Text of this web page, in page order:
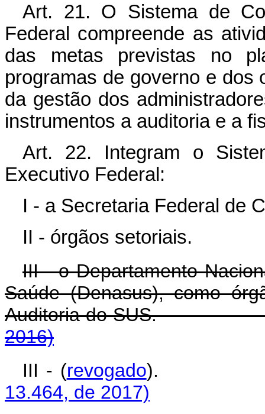
Art. 21. O Sistema de
Federal compreende as
das metas previstas no
programas de governo e dos
da gestão dos
instrumentos a auditoria e a
Art. 22. Integram o
Executivo Federal:
I - a Secretaria Federal de
II - órgãos setoriais.
III - o Departamento
Saúde (Denasus), como
Auditoria do
2016)
III - (revogado
13.464, de 2017)